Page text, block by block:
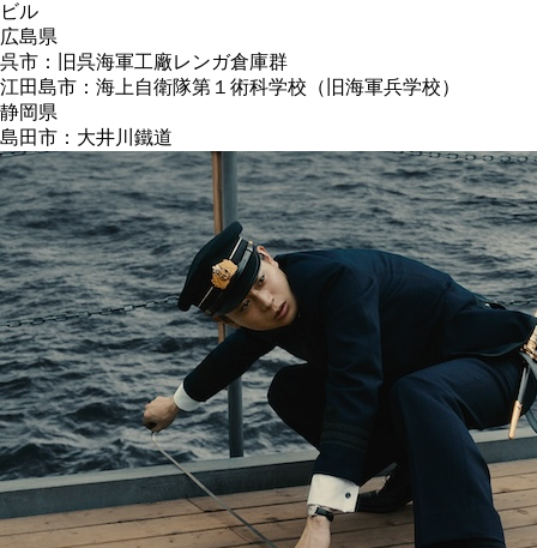
ビル
広島県
呉市：旧呉海軍工廠レンガ倉庫群
江田島市：海上自衛隊第１術科学校（旧海軍兵学校）
静岡県
島田市：大井川鐵道